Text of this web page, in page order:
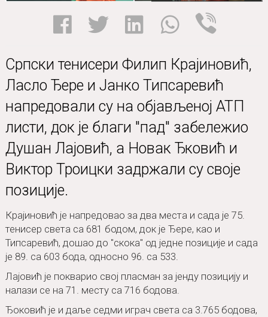
Српски тенисери Филип Крајиновић,
Ласло Ђере и Јанко Типсаревић
напредовали су на објављеној АТП
листи, док је благи "пад" забележио
Душан Лајовић, а Новак Ђковић и
Виктор Троицки задржали су своје
позиције.
Крајиновић је напредовао за два места и сада је 75.
тенисер света са 681 бодом, док је Ђере, као и
Типсаревић, дошао до "скока" од једне позиције и сада
је 89. са 603 бода, односно 96. са 533.
Лајовић је покварио свој пласман за јенду позицију и
налази се на 71. месту са 716 бодова.
Ђоковић је и даље седми играч света са 3.765 бодова,